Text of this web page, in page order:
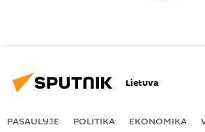
Lietuva
PASAULYJE POLITIKA EKONOMIKA